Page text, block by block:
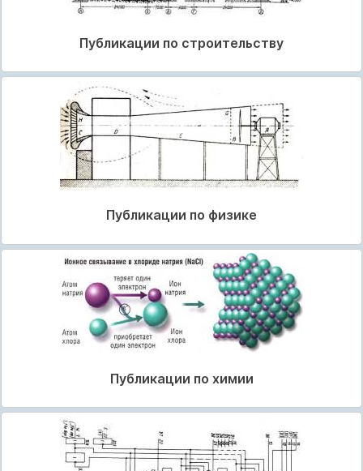
Публикации по строительству
Публикации по физике
Публикации по химии